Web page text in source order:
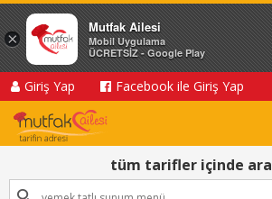
Giriş Yap Facebook ile Giriş Yap
tüm tarifler içinde ara
×
Mutfak Ailesi
Mobil Uygulama
ÜCRETSİZ - Google Play